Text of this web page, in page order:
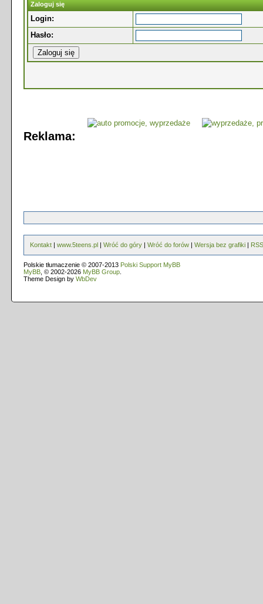
Zaloguj się
Login:
Hasło:
Reklama:
Kontakt | www.5teens.pl | Wróć do góry | Wróć do forów | Wersja bez grafiki | RSS
Polskie tłumaczenie © 2007-2013 Polski Support MyBB
MyBB , © 2002-2026 MyBB Group
Theme Design by WbDev